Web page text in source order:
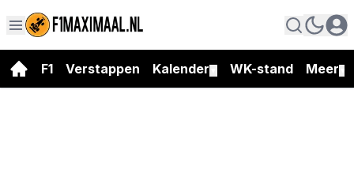
F1 Verstappen Kalender WK-stand Meer